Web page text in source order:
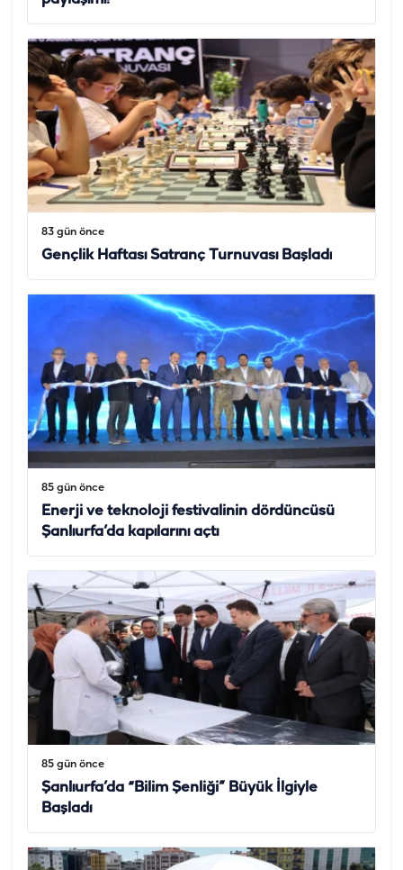
83 gün önce
Gençlik Haftası Satranç Turnuvası Başladı
85 gün önce
Enerji ve teknoloji festivalinin dördüncüsü
Şanlıurfa’da kapılarını açtı
85 gün önce
Şanlıurfa’da “Bilim Şenliği” Büyük İlgiyle
Başladı